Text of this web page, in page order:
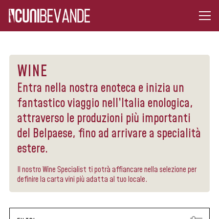
WINE
Entra nella nostra enoteca e inizia un
fantastico viaggio nell’Italia enologica,
attraverso le produzioni più importanti
del Belpaese, fino ad arrivare a specialità
estere.
Il nostro Wine Specialist ti potrà affiancare nella selezione per
definire la carta vini più adatta al tuo locale.